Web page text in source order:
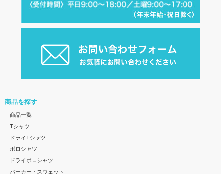
商品を探す
商品一覧
Tシャツ
ドライTシャツ
ポロシャツ
ドライポロシャツ
パーカー・スウェット